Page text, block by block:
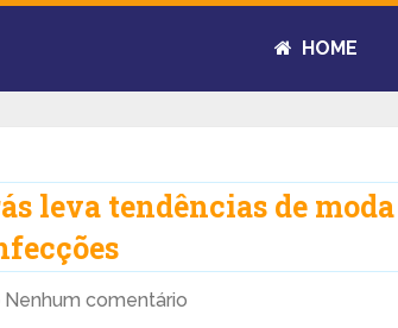
HOME
leva tendências de
Nenhum comentário